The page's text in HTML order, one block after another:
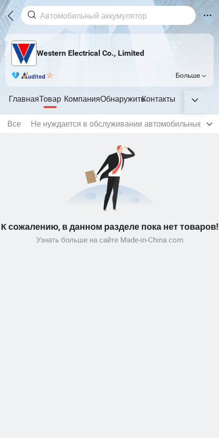
Western Electrical Co., Limited
Больше
ГлавнаяТовар КомпанияОбнаружитьКонтакты
Все Не нуждается в обслуживании автомобильные
К сожалению, в данном разделе пока нет товаров!
Узнать больше на сайте Made-in-China.com